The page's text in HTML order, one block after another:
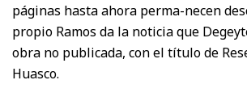
páginas hasta ahora perma-necen
propio Ramos da la noticia que
obra no publicada, con el título de
Huasco.